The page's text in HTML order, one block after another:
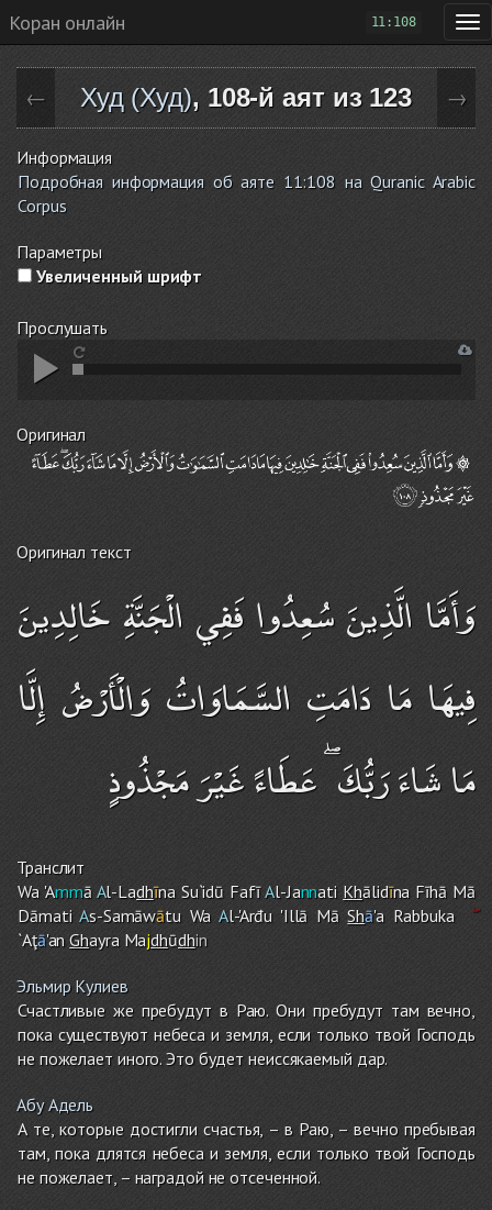
Коран онлайн 11:108
← Худ (Худ), 108-й аят из 123 →
Информация
Подробная информация об аяте 11:108 на Quranic Arabic
Corpus
Параметры
Увеличенный шрифт
Прослушать
Оригинал
Оригинал текст
وَأَمَّا الَّذِينَ سُعِدُوا فَفِي الْجَنَّةِ خَالِدِينَ
فِيهَا مَا دَامَتِ السَّمَاوَاتُ وَالْأَرْضُ إِلَّا
مَا شَاءَ رَبُّكَ ۖ عَطَاءً غَيْرَ مَجْذُوذٍ
Транслит
Wa 'AmmāAl-Ladhīna Su`idū FafīAl-Jannati Khālidīna Fīhā Mā
DāmatiAs-Samāwātu Wa Al-'Arđu 'Illā MāShā'a Rabbuka
`Aţā'anGhayra Majdhūdhin
Эльмир Кулиев
Счастливые же пребудут в Раю. Они пребудут там вечно,
пока существуют небеса и земля, если только твой Господь
не пожелает иного. Это будет неиссякаемый дар.
Абу Адель
А те, которые достигли счастья, – в Раю, – вечно пребывая
там, пока длятся небеса и земля, если только твой Господь
не пожелает, – наградой не отсеченной.